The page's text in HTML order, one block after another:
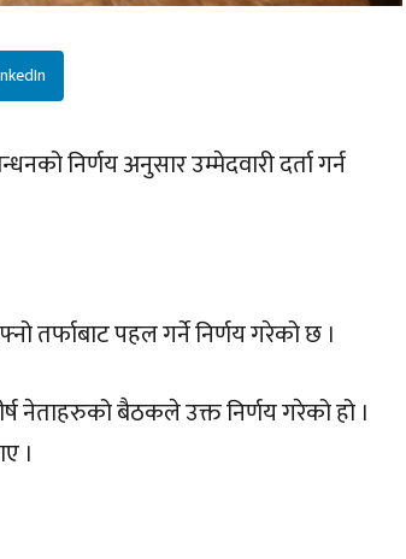
निर्णय अनुसार उम्मेदवारी दर्ता गर्न
तर्फाबाट पहल गर्ने निर्णय गरेको छ ।
नेताहरुको बैठकले उक्त निर्णय गरेको हो ।
।